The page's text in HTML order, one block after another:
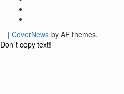
| CoverNews by AF themes.
Don`t copy text!